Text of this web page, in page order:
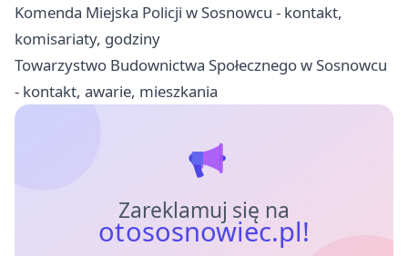
Komenda Miejska Policji w Sosnowcu - kontakt,
komisariaty, godziny
Towarzystwo Budownictwa Społecznego w Sosnowcu
- kontakt, awarie, mieszkania
Zareklamuj się na
otososnowiec.pl!